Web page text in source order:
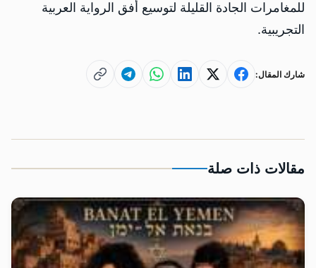
للمغامرات الجادة القليلة لتوسيع أفق الرواية العربية
التجريبية.
شارك المقال:
مقالات ذات صلة